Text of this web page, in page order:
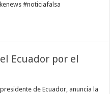
#noticiafalsa
Ecuador por el
de Ecuador, anuncia la